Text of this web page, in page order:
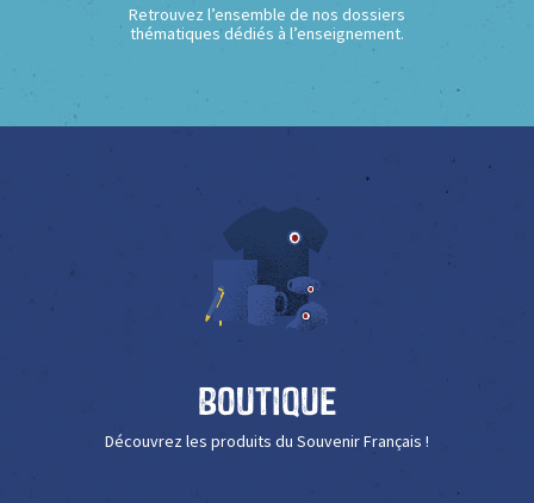
Retrouvez l’ensemble de nos dossiers
thématiques dédiés à l’enseignement.
Boutique
Découvrez les produits du Souvenir Français !